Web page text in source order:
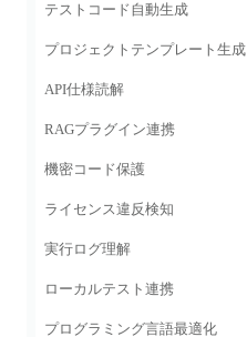
テストコード自動生成
プロジェクトテンプレート生成
API仕様読解
RAGプラグイン連携
機密コード保護
ライセンス違反検知
実行ログ理解
ローカルテスト連携
プログラミング言語最適化